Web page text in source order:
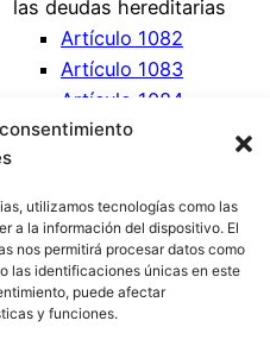
utilizamos tecnologías como las
a la información del dispositivo. El
nos permitirá procesar datos como
las identificaciones únicas en este
puede afectar
y funciones.
las deudas hereditarias
Artículo 1082
Artículo 1083
Artículo 1084
Artículo 1085